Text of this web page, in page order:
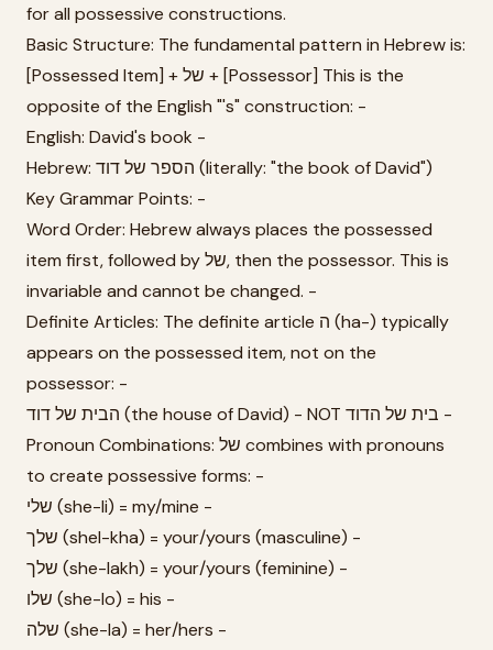
for all possessive constructions.
Basic Structure: The fundamental pattern in Hebrew is:
[Possessed Item] + של + [Possessor] This is the
opposite of the English "'s" construction: -
English: David's book -
Hebrew: הספר של דוד (literally: "the book of David")
Key Grammar Points: -
Word Order: Hebrew always places the possessed
item first, followed by של, then the possessor. This is
invariable and cannot be changed. -
Definite Articles: The definite article ה (ha-) typically
appears on the possessed item, not on the
possessor: -
הבית של דוד (the house of David) - NOT בית של הדוד -
Pronoun Combinations: של combines with pronouns
to create possessive forms: -
שלי (she-li) = my/mine -
שלך (shel-kha) = your/yours (masculine) -
שלך (she-lakh) = your/yours (feminine) -
שלו (she-lo) = his -
שלה (she-la) = her/hers -